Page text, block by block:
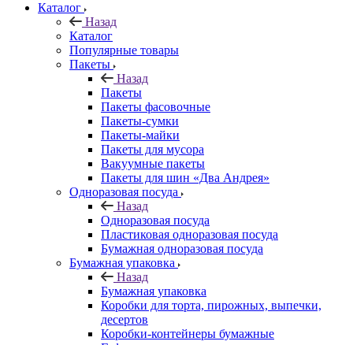
Каталог
Назад
Каталог
Популярные товары
Пакеты
Назад
Пакеты
Пакеты фасовочные
Пакеты-сумки
Пакеты-майки
Пакеты для мусора
Вакуумные пакеты
Пакеты для шин «Два Андрея»
Одноразовая посуда
Назад
Одноразовая посуда
Пластиковая одноразовая посуда
Бумажная одноразовая посуда
Бумажная упаковка
Назад
Бумажная упаковка
Коробки для торта, пирожных, выпечки,
десертов
Коробки-контейнеры бумажные